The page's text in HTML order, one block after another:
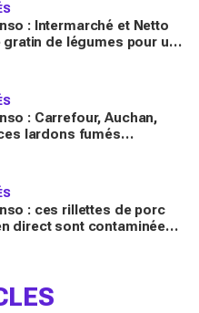
: Intermarché et Netto
gratin de légumes pour un
: Carrefour, Auchan,
lardons fumés
: ces rillettes de porc
direct sont contaminées